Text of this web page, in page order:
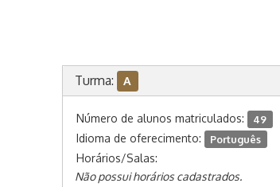
Turma: A
Número de alunos matriculados: 49
Idioma de oferecimento: Português
Horários/Salas:
Não possui horários cadastrados.